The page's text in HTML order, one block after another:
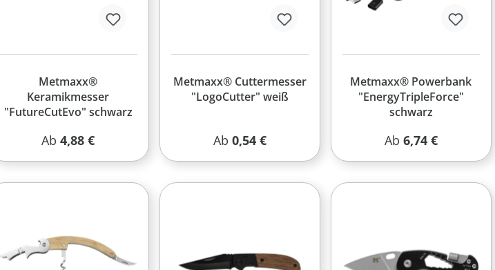
Metmaxx®
Keramikmesser
"FutureCutEvo" schwarz
Regulärer Preis:
Ab4,88 €
Metmaxx® Cuttermesser
"LogoCutter" weiß
Regulärer Preis:
Ab 0,54 €
Metmaxx® Powerbank
"EnergyTripleForce"
schwarz
Regulärer Preis:
Ab 6,74 €